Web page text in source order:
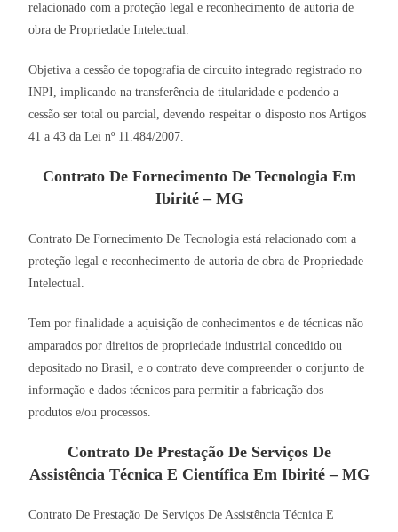
relacionado com a proteção legal e reconhecimento de autoria de
obra de Propriedade Intelectual.
Objetiva a cessão de topografia de circuito integrado registrado no
INPI, implicando na transferência de titularidade e podendo a
cessão ser total ou parcial, devendo respeitar o disposto nos Artigos
41 a 43 da Lei nº 11.484/2007.
Contrato De Fornecimento De Tecnologia Em
Ibirité – MG
Contrato De Fornecimento De Tecnologia está relacionado com a
proteção legal e reconhecimento de autoria de obra de Propriedade
Intelectual.
Tem por finalidade a aquisição de conhecimentos e de técnicas não
amparados por direitos de propriedade industrial concedido ou
depositado no Brasil, e o contrato deve compreender o conjunto de
informação e dados técnicos para permitir a fabricação dos
produtos e/ou processos.
Contrato De Prestação De Serviços De
Assistência Técnica E Científica Em Ibirité – MG
Contrato De Prestação De Serviços De Assistência Técnica E